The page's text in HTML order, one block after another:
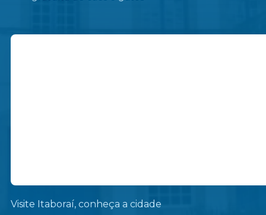
Visite Itaboraí, conheça a cidade